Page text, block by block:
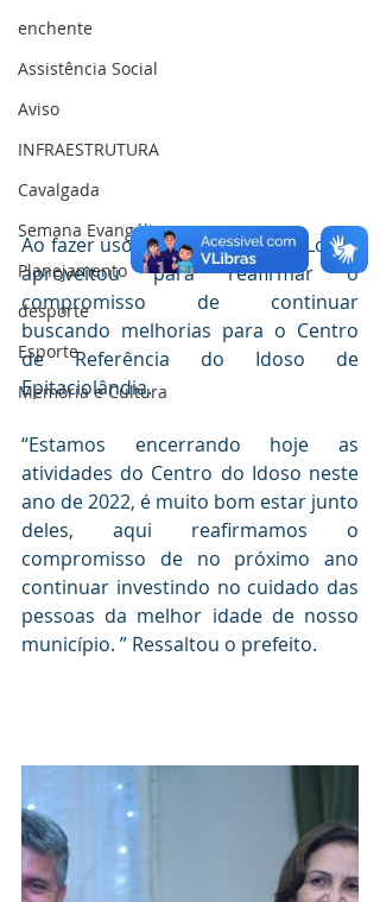
enchente
Assistência Social
Aviso
INFRAESTRUTURA
Cavalgada
Semana Evangélica
Planejamento
desporte
Esporte
Memória e Cultura
Ao fazer uso da palavra. Sérgio Lopes
aproveitou para reafirmar o
compromisso de continuar
buscando melhorias para o Centro
de Referência do Idoso de
Epitaciolândia.
“Estamos encerrando hoje as
atividades do Centro do Idoso neste
ano de 2022, é muito bom estar junto
deles, aqui reafirmamos o
compromisso de no próximo ano
continuar investindo no cuidado das
pessoas da melhor idade de nosso
município. ” Ressaltou o prefeito.